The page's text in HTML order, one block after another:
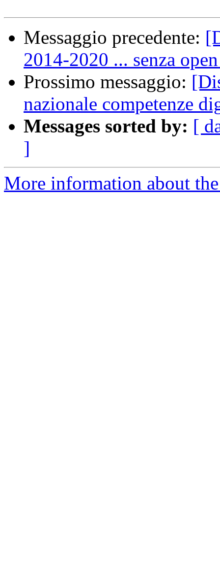
Messaggio precedente:
2014-2020 ... senza
Prossimo messaggio:
nazionale competenze
Messages sorted by: [
]
More information about